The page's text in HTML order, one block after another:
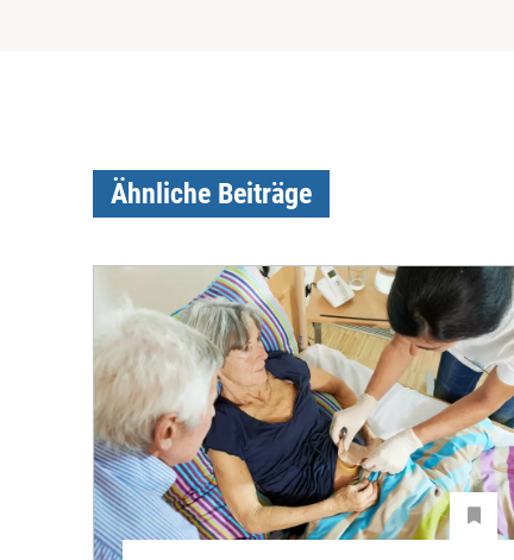
Ähnliche Beiträge